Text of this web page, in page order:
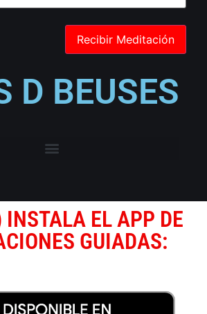
D BEUSES
INSTALA EL APP DE
GUIADAS: